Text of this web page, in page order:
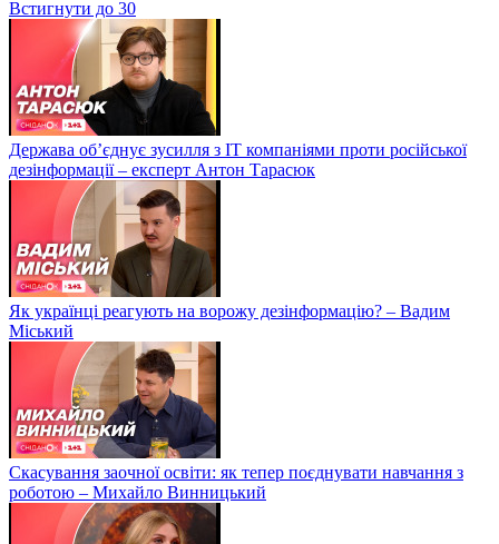
Встигнути до 30
Держава об’єднує зусилля з ІТ компаніями проти російської
дезінформації – експерт Антон Тарасюк
Як українці реагують на ворожу дезінформацію? – Вадим
Міський
Скасування заочної освіти: як тепер поєднувати навчання з
роботою – Михайло Винницький